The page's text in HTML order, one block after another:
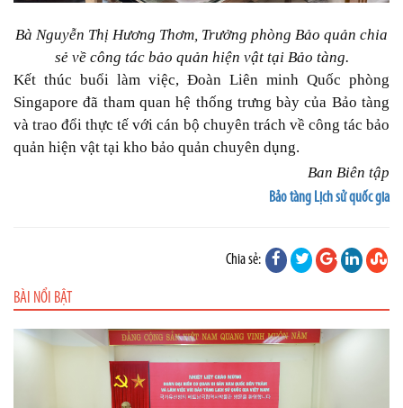
Bà Nguyễn Thị Hương Thơm, Trưởng phòng Bảo quản chia
sẻ về công tác bảo quản hiện vật tại Bảo tàng.
Kết thúc buổi làm việc, Đoàn Liên minh Quốc phòng
Singapore đã tham quan hệ thống trưng bày của Bảo tàng
và trao đổi thực tế với cán bộ chuyên trách về công tác bảo
quản hiện vật tại kho bảo quản chuyên dụng.
Ban Biên tập
Bảo tàng Lịch sử quốc gia
Chia sẻ:
BÀI NỔI BẬT